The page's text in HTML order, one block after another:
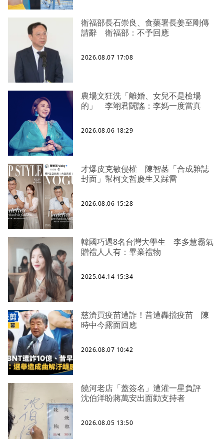
衛福部長石崇良、食藥署長姜至剛傳
請辭 衛福部：不予回應
2026.08.07 17:08
農場文狂洗「離婚、女兒不是檢場
的」 李翊君闢謠：李媽一度當真
2026.08.06 18:29
才爆皮克敏侵權 陳智菡「合成雜誌
封面」幫柯文哲慶生又踩雷
2026.08.06 15:28
韓國巧遇8名台灣大學生 李多慧霸氣
贈禮人人有：畢業禮物
2025.04.14 15:34
慈濟買疫苗遭詐！昔遭轟擋疫苗 陳
時中今露面回應
2026.08.07 10:42
饒河老店「蓋簽名」遭灌一星負評
沈伯洋盼蔣萬安出面勸支持者
2026.08.05 13:50